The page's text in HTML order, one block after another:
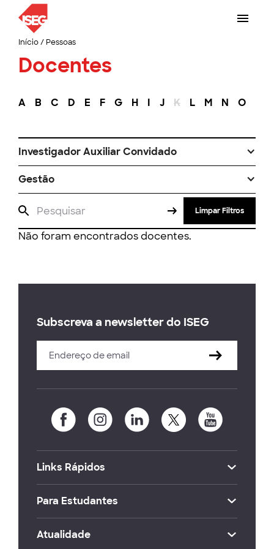
Início/ Pessoas
Docentes
A B C D E F G H I J K L M N O
Investigador Auxiliar Convidado
Gestão
Limpar Filtros
Não foram encontrados docentes.
Subscreva a newsletter do ISEG
Links Rápidos
Para Estudantes
Atualidade